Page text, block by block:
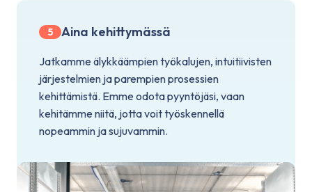
5 Aina kehittymässä
Jatkamme älykkäämpien työkalujen, intuitiivisten
järjestelmien ja parempien prosessien
kehittämistä. Emme odota pyyntöjäsi, vaan
kehitämme niitä, jotta voit työskennellä
nopeammin ja sujuvammin.